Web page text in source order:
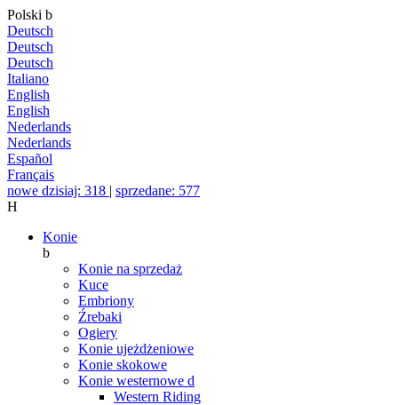
Polski b
Deutsch
Deutsch
Deutsch
Italiano
English
English
Nederlands
Nederlands
Español
Français
nowe dzisiaj: 318 | sprzedane: 577
H
Konie
b
Konie na sprzedaż
Kuce
Embriony
Źrebaki
Ogiery
Konie ujeżdżeniowe
Konie skokowe
Konie westernowe d
Western Riding